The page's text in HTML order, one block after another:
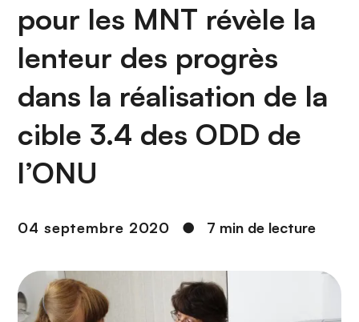
pour les MNT révèle la
lenteur des progrès
dans la réalisation de la
cible 3.4 des ODD de
l’ONU
04 septembre 2020 ● 7 min de lecture